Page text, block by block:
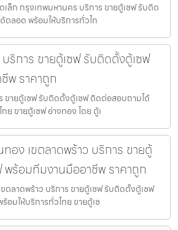
ล็ก กรุงเทพมหานคร บริการ ขายตู้เซฟ รับติด
ลอด พร้อมให้บริการทั่วไท
ริการ ขายตู้เซฟ รับติดตั้งตู้เซฟ
พ ราคาถูก
ขายตู้เซฟ รับติดตั้งตู้เซฟ ติดต่อสอบถามได้
ย ขายตู้เซฟ อ่างทอง โดย ตู้เ
ทอง เขตลาดพร้าว บริการ ขายตู้
พร้อมทีมงานมืออาชีพ ราคาถูก
ตลาดพร้าว บริการ ขายตู้เซฟ รับติดตั้งตู้เซฟ
มให้บริการทั่วไทย ขายตู้เซ